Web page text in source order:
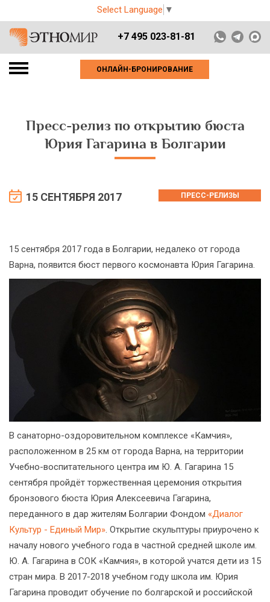
Select Language ▼
+7 495 023-81-81
ОНЛАЙН-БРОНИРОВАНИЕ
Пресс-релиз по открытию бюста
Юрия Гагарина в Болгарии
15 СЕНТЯБРЯ 2017 ПРЕСС-РЕЛИЗЫ
15 сентября 2017 года в Болгарии, недалеко от города
Варна, появится бюст первого космонавта Юрия Гагарина.
В санаторно-оздоровительном комплексе «Камчия»,
расположенном в 25 км от города Варна, на территории
Учебно-воспитательного центра им Ю. А. Гагарина 15
сентября пройдёт торжественная церемония открытия
бронзового бюста Юрия Алексеевича Гагарина,
переданного в дар жителям Болгарии Фондом «Диалог
Культур - Единый Мир». Открытие скульптуры приурочено к
началу нового учебного года в частной средней школе им.
Ю. А. Гагарина в СОК «Камчия», в которой учатся дети из 15
стран мира. В 2017-2018 учебном году школа им. Юрия
Гагарина проводит обучение по болгарской и российской